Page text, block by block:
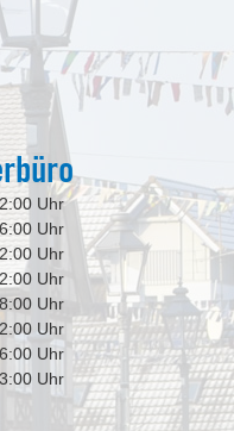
Uhr
Uhr
Uhr
Uhr
Uhr
Uhr
Uhr
Uhr